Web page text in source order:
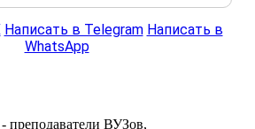
Написать в Telegram Написать в
WhatsApp
преподаватели ВУЗов,